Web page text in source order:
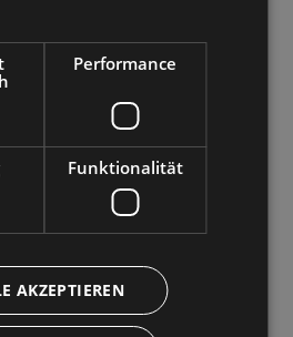
Performance
Funktionalität
AKZEPTIEREN